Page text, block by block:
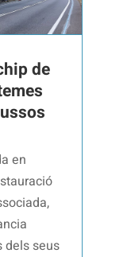
de
en
dels seus